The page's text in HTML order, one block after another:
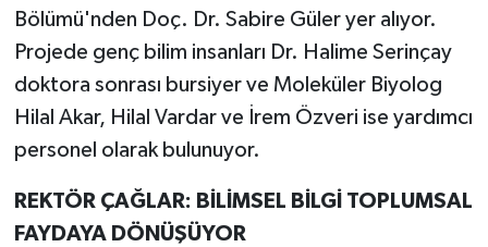
Bölümü'nden Doç. Dr. Sabire Güler yer alıyor.
Projede genç bilim insanları Dr. Halime Serinçay
doktora sonrası bursiyer ve Moleküler Biyolog
Hilal Akar, Hilal Vardar ve İrem Özveri ise yardımcı
personel olarak bulunuyor.
REKTÖR ÇAĞLAR: BİLİMSEL BİLGİ TOPLUMSAL
FAYDAYA DÖNÜŞÜYOR